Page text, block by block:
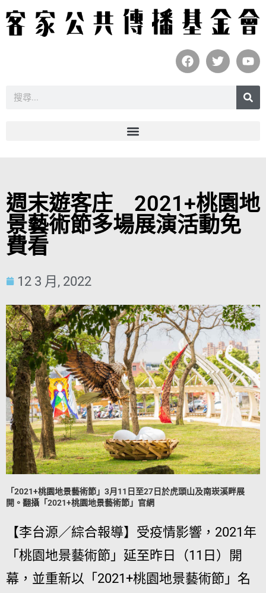
週末遊客庄 2021+桃園地
景藝術節多場展演活動免
費看
12 3 月, 2022
「2021+桃園地景藝術節」3月11日至27日於虎頭山及南崁溪畔展
開。翻攝「2021+桃園地景藝術節」官網
【李台源／綜合報導】受疫情影響，2021年
「桃園地景藝術節」延至昨日（11日）開
幕，並重新以「2021+桃園地景藝術節」名